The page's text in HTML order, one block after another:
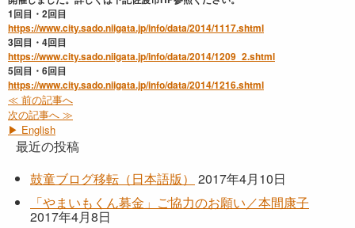
1回目・2回目
https://www.city.sado.niigata.jp/info/data/2014/1117.shtml
3回目・4回目
https://www.city.sado.niigata.jp/info/data/2014/1209_2.shtml
5回目・6回目
https://www.city.sado.niigata.jp/info/data/2014/1216.shtml
≪ 前の記事へ
次の記事へ ≫
▶ English
最近の投稿
鼓童ブログ移転（日本語版）
2017年4月10日
「やまいもくん募金」ご協力のお願い／本間康子
2017年4月8日